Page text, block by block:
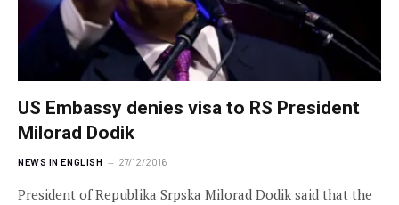
US Embassy denies visa to RS President
Milorad Dodik
NEWS IN ENGLISH 27/12/2016
President of Republika Srpska Milorad Dodik said that the